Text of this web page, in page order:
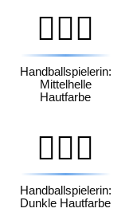
🤾🏼‍♀️
Handballspielerin:
Mittelhelle
Hautfarbe
🤾🏿‍♀️
Handballspielerin:
Dunkle Hautfarbe